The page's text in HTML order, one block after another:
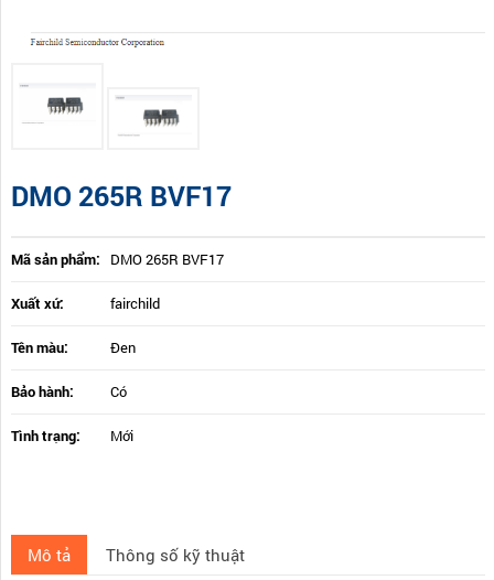
DMO 265R BVF17
Mã sản phẩm: DMO 265R BVF17
Xuất xứ: fairchild
Tên màu: Đen
Bảo hành: Có
Tình trạng: Mới
Mô tả Thông số kỹ thuật